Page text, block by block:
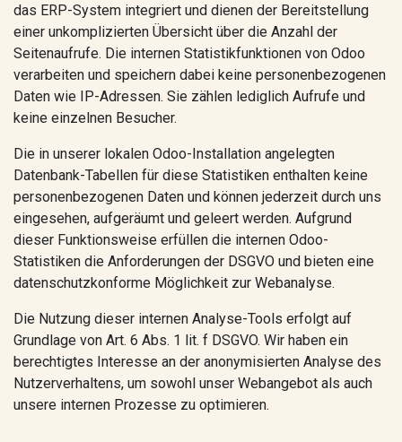
das ERP-System integriert und dienen der Bereitstellung
einer unkomplizierten Übersicht über die Anzahl der
Seitenaufrufe. Die internen Statistikfunktionen von Odoo
verarbeiten und speichern dabei keine personenbezogenen
Daten wie IP-Adressen. Sie zählen lediglich Aufrufe und
keine einzelnen Besucher.
Die in unserer lokalen Odoo-Installation angelegten
Datenbank-Tabellen für diese Statistiken enthalten keine
personenbezogenen Daten und können jederzeit durch uns
eingesehen, aufgeräumt und geleert werden. Aufgrund
dieser Funktionsweise erfüllen die internen Odoo-
Statistiken die Anforderungen der DSGVO und bieten eine
datenschutzkonforme Möglichkeit zur Webanalyse.
Die Nutzung dieser internen Analyse-Tools erfolgt auf
Grundlage von Art. 6 Abs. 1 lit. f DSGVO. Wir haben ein
berechtigtes Interesse an der anonymisierten Analyse des
Nutzerverhaltens, um sowohl unser Webangebot als auch
unsere internen Prozesse zu optimieren.